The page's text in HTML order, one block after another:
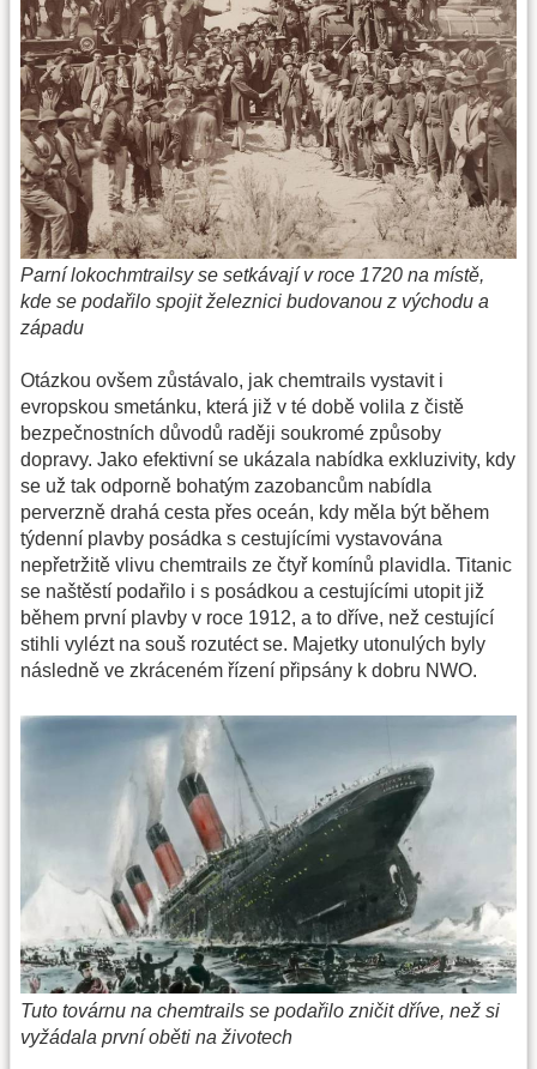
Parní lokochmtrailsy se setkávají v roce 1720 na místě,
kde se podařilo spojit železnici budovanou z východu a
západu
Otázkou ovšem zůstávalo, jak chemtrails vystavit i
evropskou smetánku, která již v té době volila z čistě
bezpečnostních důvodů raději soukromé způsoby
dopravy. Jako efektivní se ukázala nabídka exkluzivity, kdy
se už tak odporně bohatým zazobancům nabídla
perverzně drahá cesta přes oceán, kdy měla být během
týdenní plavby posádka s cestujícími vystavována
nepřetržitě vlivu chemtrails ze čtyř komínů plavidla. Titanic
se naštěstí podařilo i s posádkou a cestujícími utopit již
během první plavby v roce 1912, a to dříve, než cestující
stihli vylézt na souš rozutéct se. Majetky utonulých byly
následně ve zkráceném řízení připsány k dobru NWO.
Tuto továrnu na chemtrails se podařilo zničit dříve, než si
vyžádala první oběti na životech